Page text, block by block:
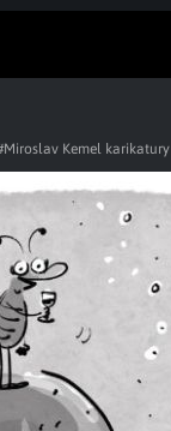
Kemel karikatury